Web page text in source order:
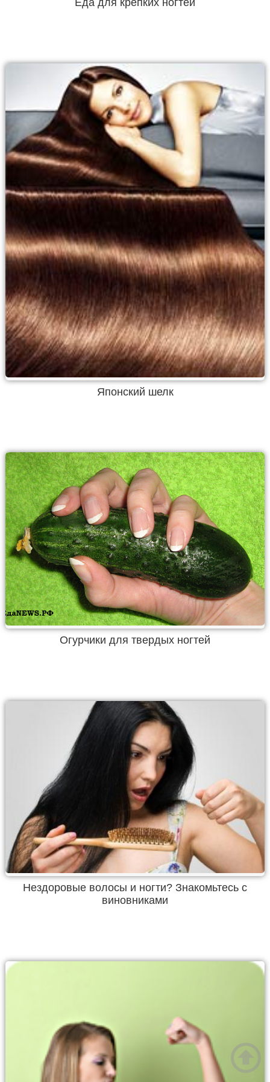
Японский шелк
Огурчики для твердых ногтей
Нездоровые волосы и ногти? Знакомьтесь с
виновниками